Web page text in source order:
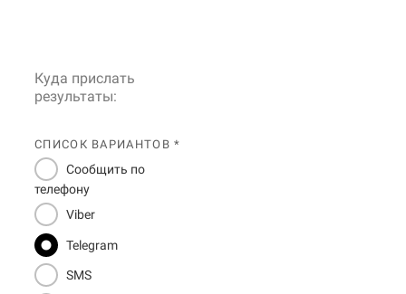
Куда прислать
результаты:
СПИСОК ВАРИАНТОВ *
Сообщить по
телефону
Viber
Telegram
SMS